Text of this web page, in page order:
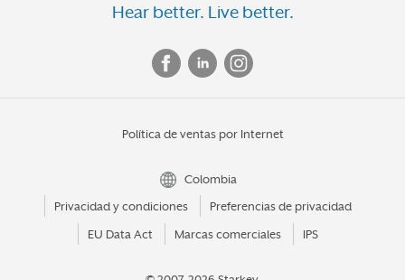
Hear better. Live better.
Política de ventas por Internet
Colombia
Privacidad y condiciones
Preferencias de privacidad
EU Data Act Marcas comerciales IPS